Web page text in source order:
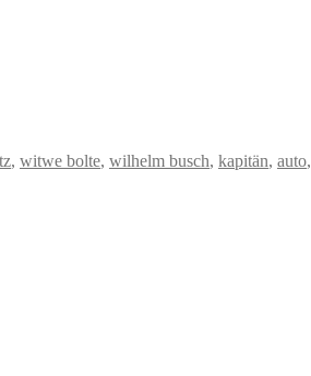
, witwe bolte, wilhelm busch, kapitän, auto,